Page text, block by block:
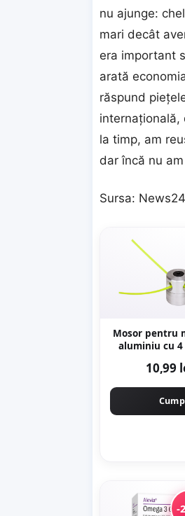
nu ajunge:
mari decât
era important
arată
răspund
internaţională,
la timp, am
dar încă nu
Sursa:
Mosor pentru
aluminiu cu 4
10,99
-